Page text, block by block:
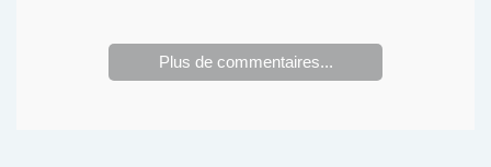
Plus de commentaires...